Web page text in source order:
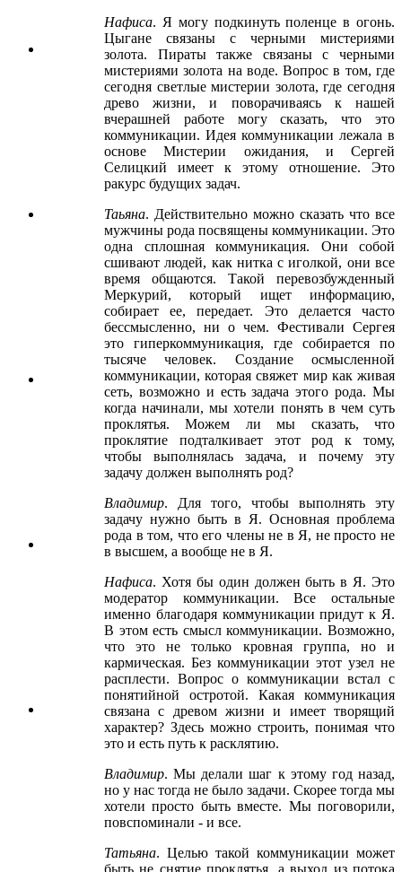
Нафиса. Я могу подкинуть поленце в огонь.
Цыгане связаны с черными мистериями
золота. Пираты также связаны с черными
мистериями золота на воде. Вопрос в том, где
сегодня светлые мистерии золота, где сегодня
древо жизни, и поворачиваясь к нашей
вчерашней работе могу сказать, что это
коммуникации. Идея коммуникации лежала в
основе Мистерии ожидания, и Сергей
Селицкий имеет к этому отношение. Это
ракурс будущих задач.
Таьяна. Действительно можно сказать что все
мужчины рода посвящены коммуникации. Это
одна сплошная коммуникация. Они собой
сшивают людей, как нитка с иголкой, они все
время общаются. Такой перевозбужденный
Меркурий, который ищет информацию,
собирает ее, передает. Это делается часто
бессмысленно, ни о чем. Фестивали Сергея
это гиперкоммуникация, где собирается по
тысяче человек. Создание осмысленной
коммуникации, которая свяжет мир как живая
сеть, возможно и есть задача этого рода. Мы
когда начинали, мы хотели понять в чем суть
проклятья. Можем ли мы сказать, что
проклятие подталкивает этот род к тому,
чтобы выполнялась задача, и почему эту
задачу должен выполнять род?
Владимир. Для того, чтобы выполнять эту
задачу нужно быть в Я. Основная проблема
рода в том, что его члены не в Я, не просто не
в высшем, а вообще не в Я.
Нафиса. Хотя бы один должен быть в Я. Это
модератор коммуникации. Все остальные
именно благодаря коммуникации придут к Я.
В этом есть смысл коммуникации. Возможно,
что это не только кровная группа, но и
кармическая. Без коммуникации этот узел не
расплести. Вопрос о коммуникации встал с
понятийной остротой. Какая коммуникация
связана с древом жизни и имеет творящий
характер? Здесь можно строить, понимая что
это и есть путь к расклятию.
Владимир. Мы делали шаг к этому год назад,
но у нас тогда не было задачи. Скорее тогда мы
хотели просто быть вместе. Мы поговорили,
повспоминали - и все.
Татьяна. Целью такой коммуникации может
быть не снятие проклятья, а выход из потока